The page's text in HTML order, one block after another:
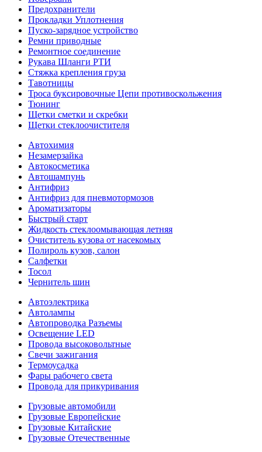
Предохранители
Прокладки Уплотнения
Пуско-зарядное устройство
Ремни приводные
Ремонтное соединение
Рукава Шланги РТИ
Стяжка крепления груза
Тавотницы
Троса буксировочные Цепи противоскольжения
Тюнинг
Щетки сметки и скребки
Щетки стеклоочистителя
Автохимия
Незамерзайка
Автокосметика
Автошампунь
Антифриз
Антифриз для пневмотормозов
Ароматизаторы
Быстрый старт
Жидкость стеклоомывающая летняя
Очиститель кузова от насекомых
Полироль кузов, салон
Салфетки
Тосол
Чернитель шин
Автоэлектрика
Автолампы
Автопроводка Разъемы
Освещение LED
Провода высоковольтные
Свечи зажигания
Термоусадка
Фары рабочего света
Провода для прикуривания
Грузовые автомобили
Грузовые Европейские
Грузовые Китайские
Грузовые Отечественные